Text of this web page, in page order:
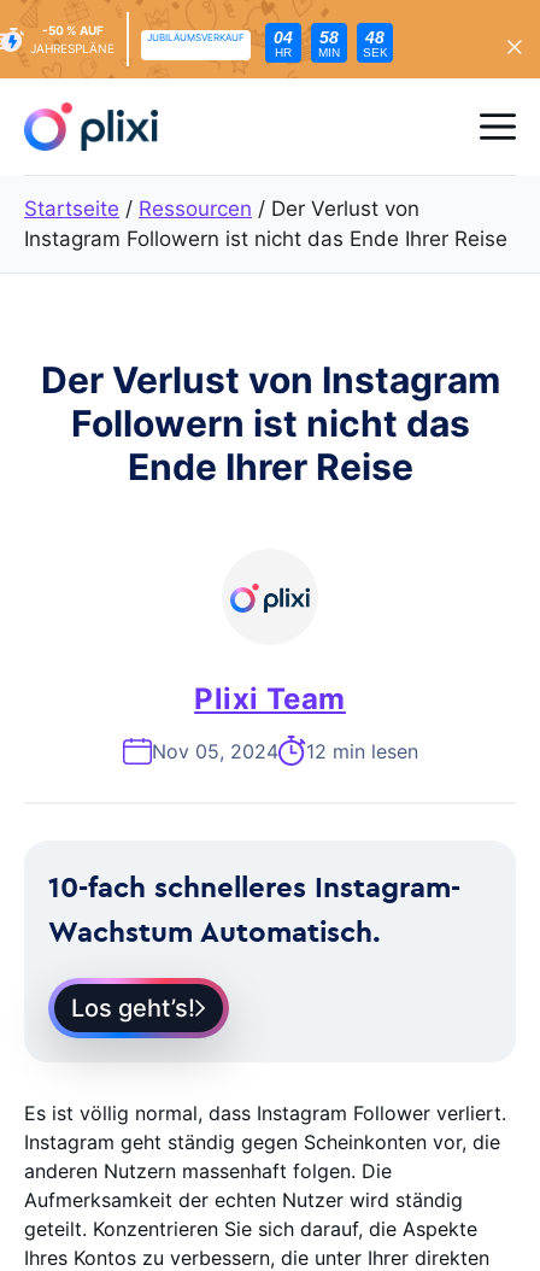
Inhalt
springen
-50 % AUF
JAHRESPLÄNE
JUBILÄUMSVERKAUF 04
HR
58
MIN
47
SEK
Startseite / Ressourcen / Der Verlust von
Instagram Followern ist nicht das Ende Ihrer Reise
Der Verlust von Instagram
Followern ist nicht das
Ende Ihrer Reise
Plixi Team
Nov 05, 2024 12 min lesen
10-fach schnelleres Instagram-
Wachstum Automatisch.
Los geht’s!
Es ist völlig normal, dass Instagram Follower verliert.
Instagram geht ständig gegen Scheinkonten vor, die
anderen Nutzern massenhaft folgen. Die
Aufmerksamkeit der echten Nutzer wird ständig
geteilt. Konzentrieren Sie sich darauf, die Aspekte
Ihres Kontos zu verbessern, die unter Ihrer direkten